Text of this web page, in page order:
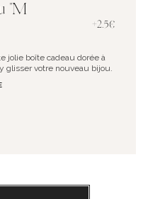
"M
+2.5€
jolie boîte cadeau dorée à
glisser votre nouveau bijou.